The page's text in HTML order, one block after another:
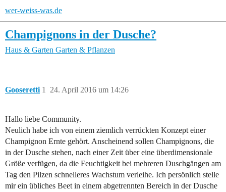
wer-weiss-was.de
Champignons in der Dusche?
Haus & Garten Garten & Pflanzen
Gooseretti 24. April 2016 um 14:26
1
Hallo liebe Community.
Neulich habe ich von einem ziemlich verrückten Konzept einer
Champignon Ernte gehört. Anscheinend sollen Champignons, die
in der Dusche stehen, nach einer Zeit über eine überdimensionale
Größe verfügen, da die Feuchtigkeit bei mehreren Duschgängen am
Tag den Pilzen schnelleres Wachstum verleihe. Ich persönlich stelle
mir ein übliches Beet in einem abgetrennten Bereich in der Dusche